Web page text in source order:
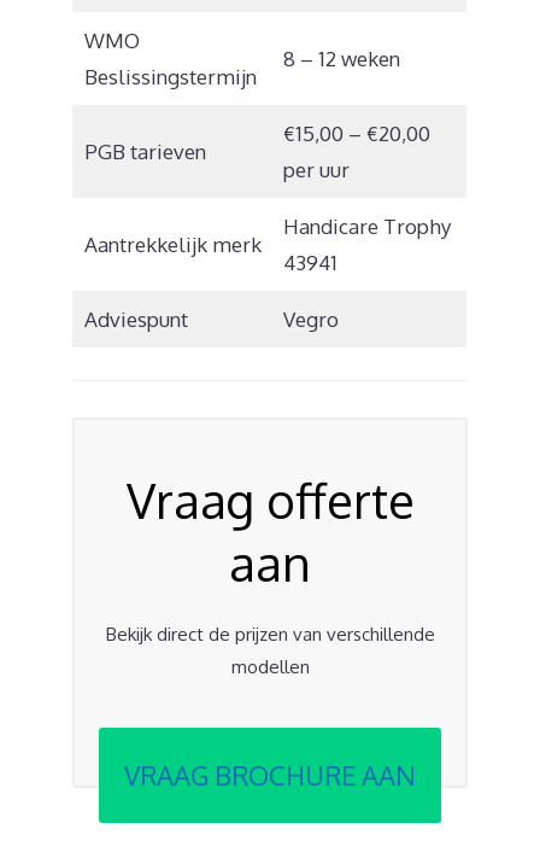
WMO
Beslissingstermijn
8 – 12 weken
PGB tarieven
€15,00 – €20,00
per uur
Aantrekkelijk merk
Handicare Trophy
43941
Adviespunt Vegro
Vraag offerte
aan
Bekijk direct de prijzen van verschillende
modellen
VRAAG BROCHURE AAN